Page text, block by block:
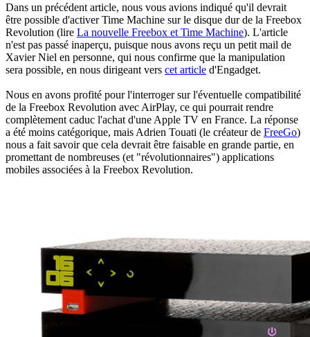
Dans un précédent article, nous vous avions indiqué qu'il devrait
être possible d'activer Time Machine sur le disque dur de la Freebox
Revolution (lire La nouvelle Freebox et Time Machine). L'article
n'est pas passé inaperçu, puisque nous avons reçu un petit mail de
Xavier Niel en personne, qui nous confirme que la manipulation
sera possible, en nous dirigeant vers cet article d'Engadget.
Nous en avons profité pour l'interroger sur l'éventuelle compatibilité
de la Freebox Revolution avec AirPlay, ce qui pourrait rendre
complètement caduc l'achat d'une Apple TV en France. La réponse
a été moins catégorique, mais Adrien Touati (le créateur de FreeGo)
nous a fait savoir que cela devrait être faisable en grande partie, en
promettant de nombreuses (et "révolutionnaires") applications
mobiles associées à la Freebox Revolution.